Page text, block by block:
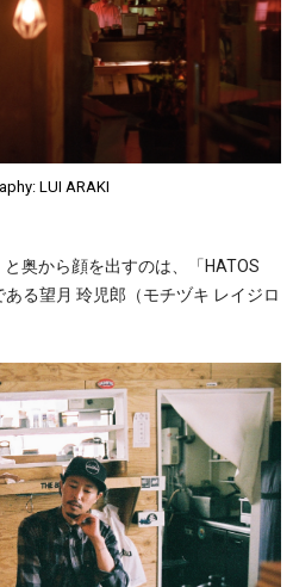
LUI ARAKI
奥から顔を出すのは、「HATOS
る望月 玲児郎（モチヅキ レイジロ